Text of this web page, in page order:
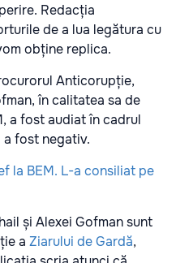
Redacția
de a lua legătura cu
obține replica.
Anticorupție,
în calitatea sa de
a fost audiat în cadrul
a fost negativ.
și Alexei Gofman sunt
a Ziarului de Gardă,